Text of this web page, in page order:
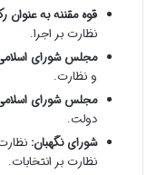
قوه مقننه به
نظارت بر اجرا.
مجلس شورای
و نظارت.
مجلس شورای
دولت.
شورای نگهبان:
نظارت بر انتخابات.